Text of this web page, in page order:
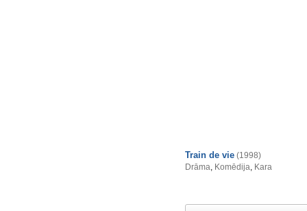
Train de vie (1998)
Drāma, Komēdija, Kara